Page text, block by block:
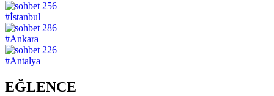
256
#İstanbul
286
#Ankara
226
#Antalya
EĞLENCE